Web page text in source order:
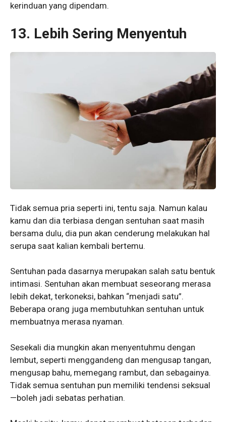
kerinduan yang dipendam.
13. Lebih Sering Menyentuh
Tidak semua pria seperti ini, tentu saja. Namun kalau
kamu dan dia terbiasa dengan sentuhan saat masih
bersama dulu, dia pun akan cenderung melakukan hal
serupa saat kalian kembali bertemu.
Sentuhan pada dasarnya merupakan salah satu bentuk
intimasi. Sentuhan akan membuat seseorang merasa
lebih dekat, terkoneksi, bahkan “menjadi satu”.
Beberapa orang juga membutuhkan sentuhan untuk
membuatnya merasa nyaman.
Sesekali dia mungkin akan menyentuhmu dengan
lembut, seperti menggandeng dan mengusap tangan,
mengusap bahu, memegang rambut, dan sebagainya.
Tidak semua sentuhan pun memiliki tendensi seksual
—boleh jadi sebatas perhatian.